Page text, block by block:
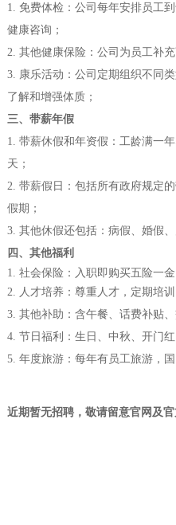
1
免费体检：公司每年安排员工
健康咨询；
2 其他健康保险：公司为员工补充
3.
康乐活动：公司定期组织不同
了解和增强体质；
三、带薪年假
1
带薪休假和年资假：工龄满一
天；
2. 带薪假日：包括所有政府规定
假期；
3. 其他休假还包括：病假、婚假
四、其他福利
1
社会保险：入职即购买五险一
2
人才培养：尊重人才，定期培训
3. 其他补助：含午餐、话费补贴
4. 节日福利：生日、中秋、开门
5. 年度旅游：每年有员工旅游，国
近期暂无招聘，敬请留意官网及